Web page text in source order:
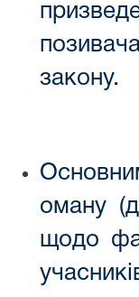
закону.
оману
щодо